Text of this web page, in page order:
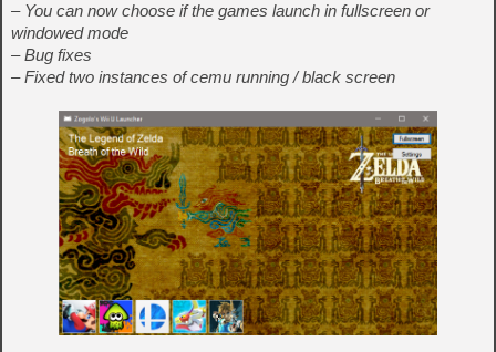
– You can now choose if the games launch in fullscreen or
windowed mode
– Bug fixes
– Fixed two instances of cemu running / black screen